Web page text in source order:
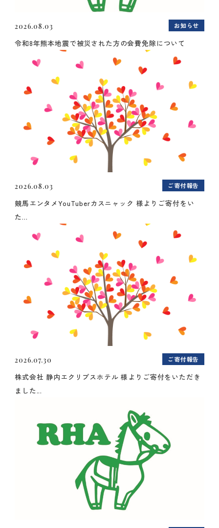
2026.08.03 お知らせ
令和8年熊本地震で被災された方の会費免除について
2026.08.03 ご寄付報告
競馬エンタメYouTuberカスニャック 様よりご寄付をい
た...
2026.07.30 ご寄付報告
株式会社 静内エクリプスホテル 様よりご寄付をいただき
ました...